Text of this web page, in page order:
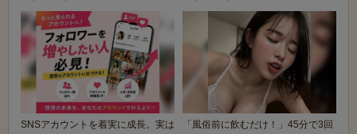
SNSアカウントを着実に成長。実は
「風俗前に飲むだけ！」45分で3回